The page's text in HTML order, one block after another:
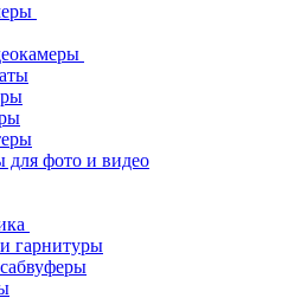
для фото и видео
гарнитуры